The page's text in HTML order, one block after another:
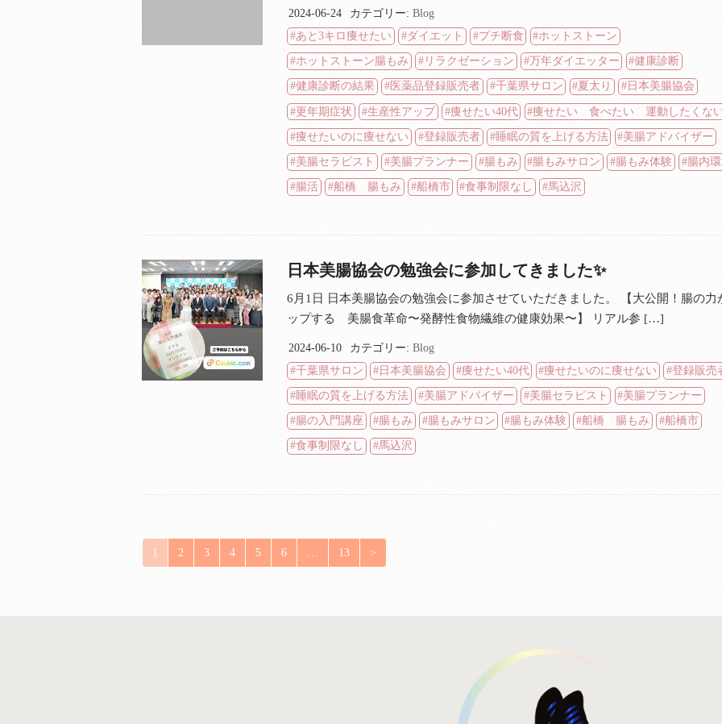
2024-06-24 カテゴリー: Blog
あと3キロ痩せたい
ダイエット プチ断食 ホットストーン
ホットストーン腸もみ リラクゼーション 万年ダイエッター 健康診断
健康診断の結果 医薬品登録販売者 千葉県サロン 夏太り 日本美腸協会
更年期症状 生産性アップ 痩せたい40代 痩せたい 食べたい 運動したくな
痩せたいのに痩せない 登録販売者 睡眠の質を上げる方法 美腸アドバイザー
美腸セラピスト 美腸プランナー 腸もみ 腸もみサロン 腸もみ体験 腸内
腸活 船橋 腸もみ 船橋市 食事制限なし 馬込沢
日本美腸協会の勉強会に参加してきました✨
6月1日 日本美腸協会の勉強会に参加させていただきました。 【大公開！腸の力
ップする 美腸食革命〜発酵性食物繊維の健康効果〜】 リアル参 […]
2024-06-10 カテゴリー: Blog
千葉県サロン
日本美腸協会 痩せたい40代 痩せたいのに痩せない 登録販売
睡眠の質を上げる方法 美腸アドバイザー 美腸セラピスト 美腸プランナー
腸の入門講座 腸もみ 腸もみサロン 腸もみ体験 船橋 腸もみ 船橋市
食事制限なし 馬込沢
1 2 3 4 5 6 13 >